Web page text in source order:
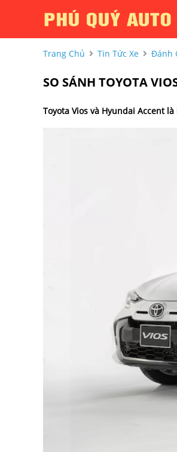
Trang Chủ Tin Tức Xe Đánh
SO SÁNH TOYOTA
Toyota Vios và Hyundai Accent